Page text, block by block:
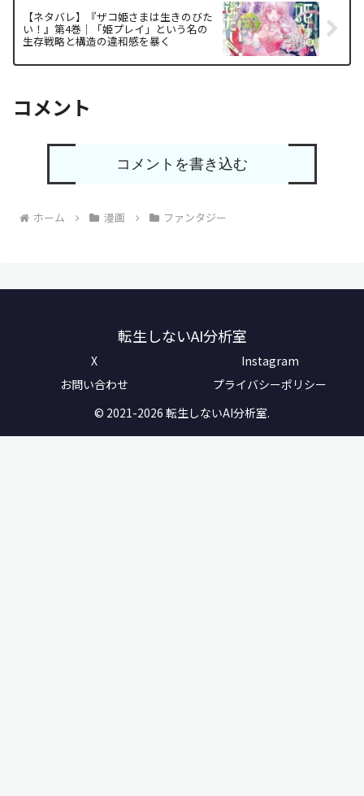
【ネタバレ】『ザコ姫さまは生きのびた
い！』第4巻｜「姫プレイ」という名の
生存戦略と構造の違和感を暴く
コメント
コメントを書き込む
ホーム 漫画 ファンタジー
転生しないAI分析室
X
Instagram
お問い合わせ
プライバシーポリシー
© 2021-2026 転生しないAI分析室.